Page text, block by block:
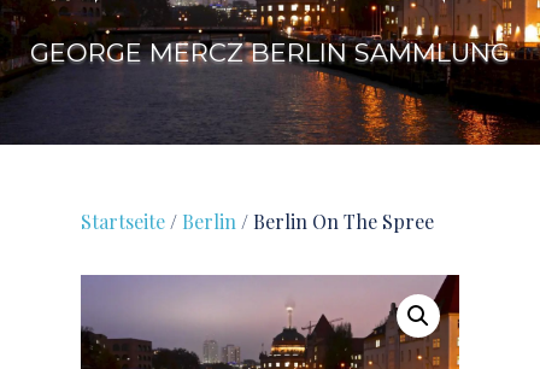
GEORGE MERCZ BERLIN SAMMLUNG
Startseite / Berlin / Berlin On The Spree